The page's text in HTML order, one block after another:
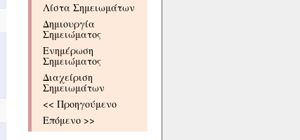
Λίστα Σημειωμάτων
Δημιουργία
Σημειώματος
Ενημέρωση
Σημειώματος
Διαχείριση
Σημειωμάτων
<< Προηγούμενο
Επόμενο >>